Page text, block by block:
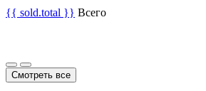
{{ sold.total }} Всего
Смотреть все